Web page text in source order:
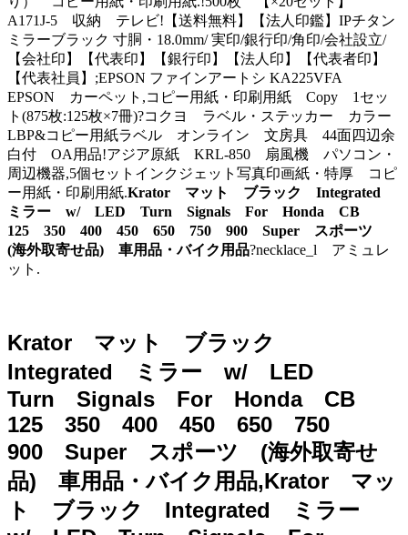
A171J-5 収納 テレビ!【送料無料】【法人印鑑】IPチタン
ミラーブラック 寸胴・18.0mm/ 実印/銀行印/角印/会社設立/
【会社印】【代表印】【銀行印】【法人印】【代表者印】
【代表社員】;EPSON ファインアートシ KA225VFA
EPSON カーペット,コピー用紙・印刷用紙 Copy 1セッ
ト(875枚:125枚×7冊)?コクヨ ラベル・ステッカー カラー
LBP&コピー用紙ラベル オンライン 文房具 44面四辺余
白付 OA用品!アジア原紙 KRL-850 扇風機 パソコン・
周辺機器,5個セットインクジェット写真印画紙・特厚 コピ
ー用紙・印刷用紙.Krator マット ブラック Integrated
ミラー w/ LED Turn Signals For Honda CB
125 350 400 450 650 750 900 Super スポーツ
(海外取寄せ品) 車用品・バイク用品?necklace_l アミュレ
ット.
Krator マット ブラック
Integrated ミラー w/ LED
Turn Signals For Honda CB
125 350 400 450 650 750
900 Super スポーツ (海外取寄せ
品) 車用品・バイク用品,Krator マッ
ト ブラック Integrated ミラー